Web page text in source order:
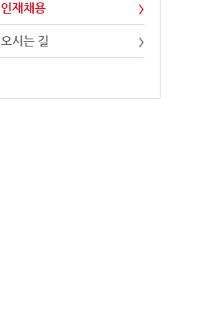
인재채용
오시는 길